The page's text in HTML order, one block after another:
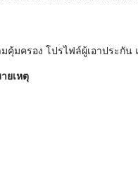
มครอง โปรไฟล์ผู้เอาประกั
ยเหตุ